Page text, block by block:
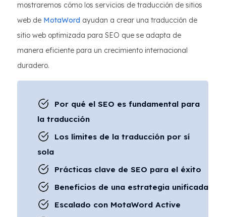
mostraremos cómo los servicios de traducción de sitios
web de MotaWord ayudan a crear una traducción de
sitio web optimizada para SEO que se adapta de
manera eficiente para un crecimiento internacional
duradero.
Por qué el SEO es fundamental para
la traducción
Los límites de la traducción por sí
sola
Prácticas clave de SEO para el éxito
Beneficios de una estrategia unificada
Escalado con MotaWord Active